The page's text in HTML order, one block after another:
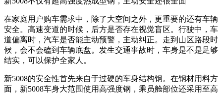
在家庭用户购车需求中，除了大空间之外，更重要的还有车辆
安全。高速变道的时候，后方是否存在视觉盲区。行驶中，车
道偏离时，汽车是否能主动预警，主动纠正。走到山区路段时
候，会不会磕到车辆底盘。发生交通事故时，车身是不是足够
结实，可以保护全家人。
新5008的安全性首先来自于过硬的车身结构钢。在钢材用料方
面，新5008车身大范围使用高强度钢，乘员舱部位还采用至高